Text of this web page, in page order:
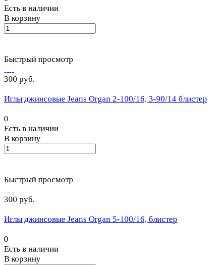
Есть в наличии
В корзину
Быстрый просмотр
300 руб.
Иглы джинсовые Jeans Organ 2-100/16, 3-90/14 блистер
0
Есть в наличии
В корзину
Быстрый просмотр
300 руб.
Иглы джинсовые Jeans Organ 5-100/16, блистер
0
Есть в наличии
В корзину